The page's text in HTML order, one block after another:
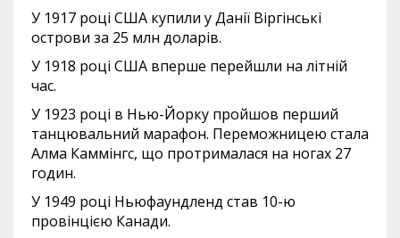
У 1917 році США купили у Данії Віргінські
острови за 25 млн доларів.
У 1918 році США вперше перейшли на літній
час.
У 1923 році в Нью-Йорку пройшов перший
танцювальний марафон. Переможницею стала
Алма Каммінгс, що протрималася на ногах 27
годин.
У 1949 році Ньюфаундленд став 10-ю
провінцією Канади.